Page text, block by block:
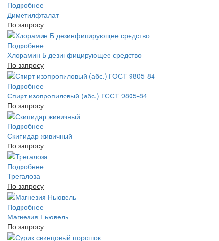
Подробнее
Диметилфталат
По запросу
Подробнее
Хлорамин Б дезинфицирующее средство
По запросу
Подробнее
Спирт изопропиловый (абс.) ГОСТ 9805-84
По запросу
Подробнее
Скипидар живичный
По запросу
Подробнее
Трегалоза
По запросу
Подробнее
Магнезия Ньювель
По запросу